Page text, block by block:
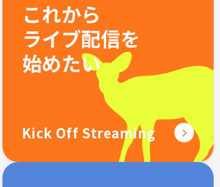
これから
ライブ配信を
始めたい
Kick Off Streaming